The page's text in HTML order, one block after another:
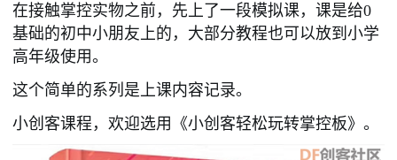
在接触掌控实物之前，先上了一段模拟课，课是给0
基础的初中小朋友上的，大部分教程也可以放到小学
高年级使用。
这个简单的系列是上课内容记录。
小创客课程，欢迎选用《小创客轻松玩转掌控板》。